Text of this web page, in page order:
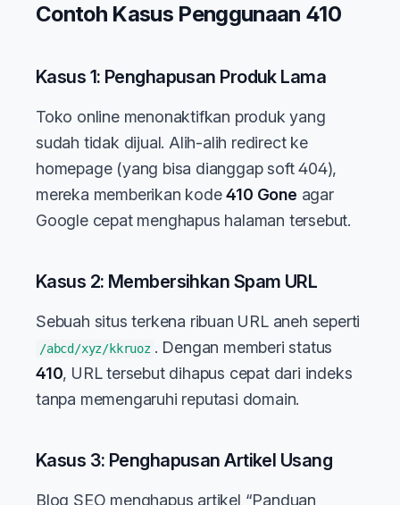
Contoh Kasus Penggunaan 410
Kasus 1: Penghapusan Produk Lama
Toko online menonaktifkan produk yang
sudah tidak dijual. Alih-alih redirect ke
homepage (yang bisa dianggap soft 404),
mereka memberikan kode410 Gone agar
Google cepat menghapus halaman tersebut.
Kasus 2: Membersihkan Spam URL
Sebuah situs terkena ribuan URL aneh seperti
/abcd/xyz/kkruoz . Dengan memberi status
410, URL tersebut dihapus cepat dari indeks
tanpa memengaruhi reputasi domain.
Kasus 3: Penghapusan Artikel Usang
Blog SEO menghapus artikel “Panduan